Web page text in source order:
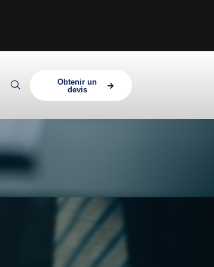
Obtenir un
devis